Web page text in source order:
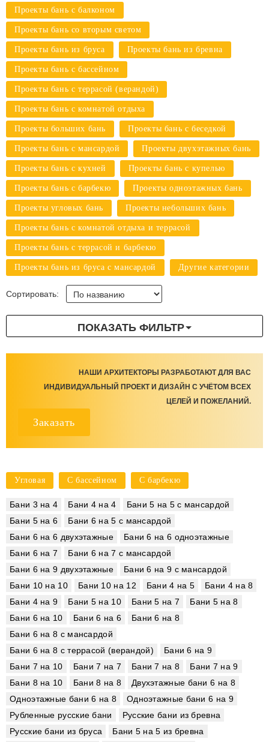
Проекты бань с балконом
Проекты бань со вторым светом
Проекты бань из бруса Проекты бань из бревна
Проекты бань с бассейном
Проекты бань с террасой (верандой)
Проекты бань с комнатой отдыха
Проекты больших бань Проекты бань с беседкой
Проекты бань с мансардой Проекты двухэтажных бань
Проекты бань с кухней Проекты бань с купелью
Проекты бань с барбекю Проекты одноэтажных бань
Проекты угловых бань Проекты небольших бань
Проекты бань с комнатой отдыха и террасой
Проекты бань с террасой и барбекю
Проекты бань из бруса с мансардой Другие категории
Сортировать:
ПОКАЗАТЬ ФИЛЬТР
НАШИ АРХИТЕКТОРЫ РАЗРАБОТАЮТ ДЛЯ ВАС
ИНДИВИДУАЛЬНЫЙ ПРОЕКТ И ДИЗАЙН С УЧЁТОМ ВСЕХ
ЦЕЛЕЙ И ПОЖЕЛАНИЙ.
Заказать
Угловая С бассейном С барбекю
Бани 3 на 4 Бани 4 на 4
Бани 5 на 5 с мансардой
Бани 5 на 6
Бани 6 на 5 с мансардой
Бани 6 на 6 двухэтажные
Бани 6 на 6 одноэтажные
Бани 6 на 7
Бани 6 на 7 с мансардой
Бани 6 на 9 двухэтажные
Бани 6 на 9 с мансардой
Бани 10 на 10
Бани 10 на 12 Бани 4 на 5
Бани 4 на 8
Бани 4 на 9
Бани 5 на 10 Бани 5 на 7
Бани 5 на 8
Бани 6 на 10
Бани 6 на 6
Бани 6 на 8
Бани 6 на 8 с мансардой
Бани 6 на 8 с террасой (верандой)
Бани 6 на 9
Бани 7 на 10
Бани 7 на 7 Бани 7 на 8
Бани 7 на 9
Бани 8 на 10
Бани 8 на 8
Двухэтажные бани 6 на 8
Одноэтажные бани 6 на 8
Одноэтажные бани 6 на 9
Рубленные русские бани
Русские бани из бревна
Русские бани из бруса
Бани 5 на 5 из бревна